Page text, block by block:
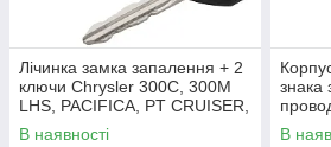
Лічинка замка запалення + 2
ключи Chrysler 300C, 300M
LHS, PACIFICA, PT CRUISER,
SEBRING 5003843AB
В наявності
знака
В